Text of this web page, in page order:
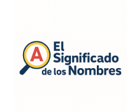
contenido